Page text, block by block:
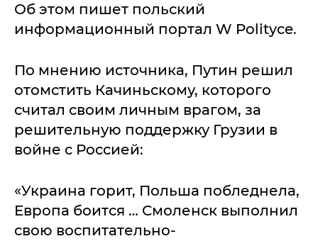
Об этом пишет польский
информационный портал W Polityce.
По мнению источника, Путин решил
отомстить Качиньскому, которого
считал своим личным врагом, за
решительную поддержку Грузии в
войне с Россией:
«Украина горит, Польша побледнела,
Европа боится … Смоленск выполнил
свою воспитательно-